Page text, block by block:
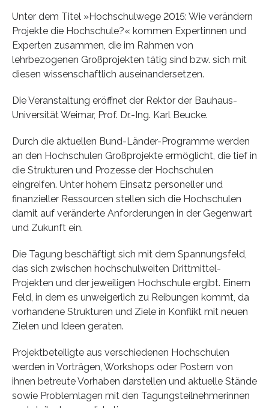
Unter dem Titel »Hochschulwege 2015: Wie verändern
Projekte die Hochschule?« kommen Expertinnen und
Experten zusammen, die im Rahmen von
lehrbezogenen Großprojekten tätig sind bzw. sich mit
diesen wissenschaftlich auseinandersetzen.
Die Veranstaltung eröffnet der Rektor der Bauhaus-
Universität Weimar, Prof. Dr.-Ing. Karl Beucke.
Durch die aktuellen Bund-Länder-Programme werden
an den Hochschulen Großprojekte ermöglicht, die tief in
die Strukturen und Prozesse der Hochschulen
eingreifen. Unter hohem Einsatz personeller und
finanzieller Ressourcen stellen sich die Hochschulen
damit auf veränderte Anforderungen in der Gegenwart
und Zukunft ein.
Die Tagung beschäftigt sich mit dem Spannungsfeld,
das sich zwischen hochschulweiten Drittmittel-
Projekten und der jeweiligen Hochschule ergibt. Einem
Feld, in dem es unweigerlich zu Reibungen kommt, da
vorhandene Strukturen und Ziele in Konflikt mit neuen
Zielen und Ideen geraten.
Projektbeteiligte aus verschiedenen Hochschulen
werden in Vorträgen, Workshops oder Postern von
ihnen betreute Vorhaben darstellen und aktuelle Stände
sowie Problemlagen mit den Tagungsteilnehmerinnen